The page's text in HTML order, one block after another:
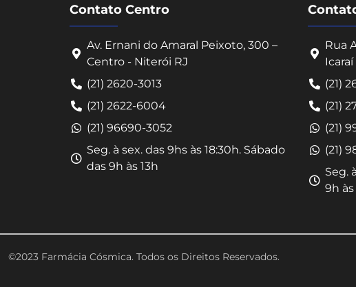
Contato Centro
Av. Ernani do Amaral Peixoto, 300 –
Centro - Niterói RJ
(21) 2620-3013
(21) 2622-6004
(21) 96690-3052
Seg. à sex. das 9hs às 18:30h. Sábado
das 9h às 13h
Rua
(21)
(21)
(21)
(21)
Seg.
9h às
©2023 Farmácia Cósmica. Todos os Direitos Reservados.